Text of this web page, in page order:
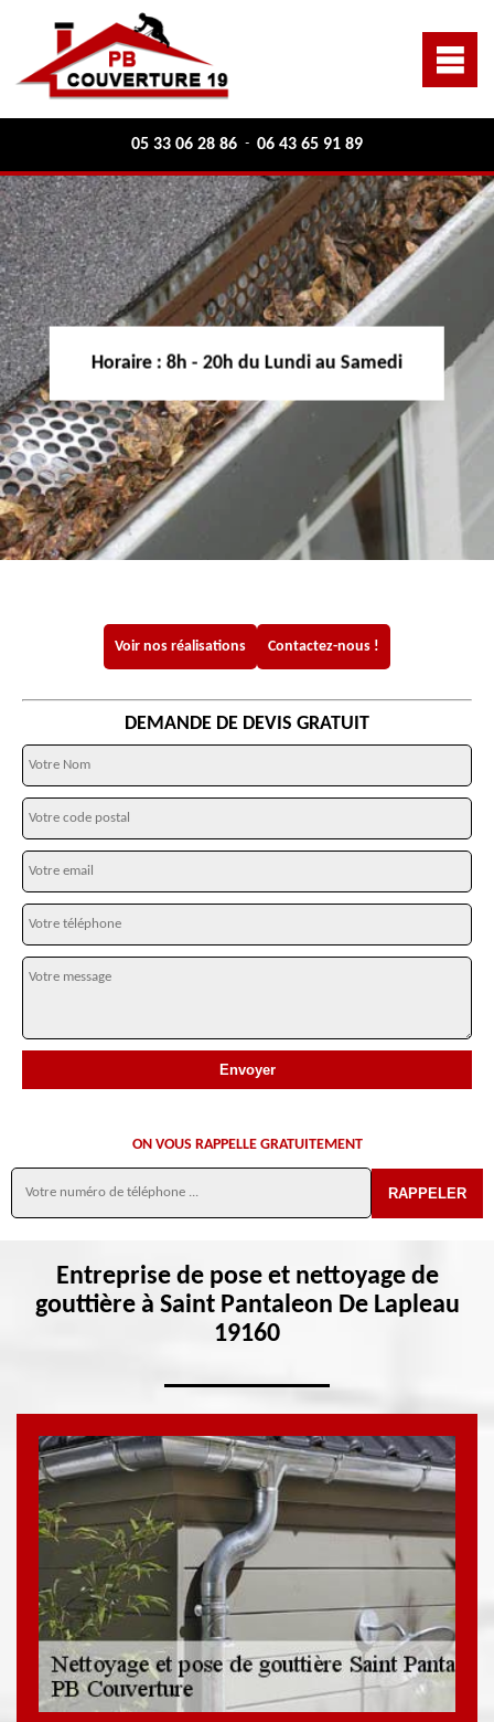
05 33 06 28 86 - 06 43 65 91 89
Horaire : 8h - 20h du Lundi au Samedi
Voir nos réalisations Contactez-nous !
DEMANDE DE DEVIS GRATUIT
ON VOUS RAPPELLE GRATUITEMENT
Entreprise de pose et nettoyage de
gouttière à Saint Pantaleon De Lapleau
19160